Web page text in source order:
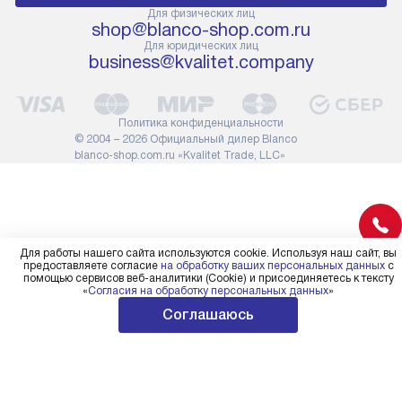
прибора не позволяют его
проходу через дверной проем,
сотрудники транспортной
службы не имеют права
или другие выступающие
элементы, так как это может
повлиять на гарантийное
обслуживание в будущем.
место установки, учитывая его
размеры в упаковке или без нее.
расходных
требуется
Для физических лиц
shop@blanco-shop.com.ru
Для юридических лиц
business@kvalitet.company
© 2004 – 2026 Официальный дилер Blanco
blanco-shop.com.ru «Kvalitet Trade, LLC»
Политика конфиденциальности
Для работы нашего сайта используются cookie. Используя наш сайт, вы
предоставляете согласие на обработку ваших персональных данныхс
помощью сервисов веб-аналитики (Cookie) и присоединяетесь к тексту
«Согласия на обработку персональных данных»
Соглашаюсь